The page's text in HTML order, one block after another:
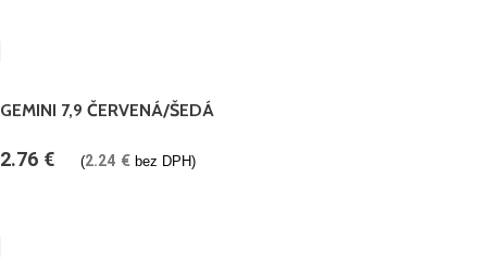
GEMINI 7,9 ČERVENÁ/ŠEDÁ
2.76 € (2.24 € bez DPH)